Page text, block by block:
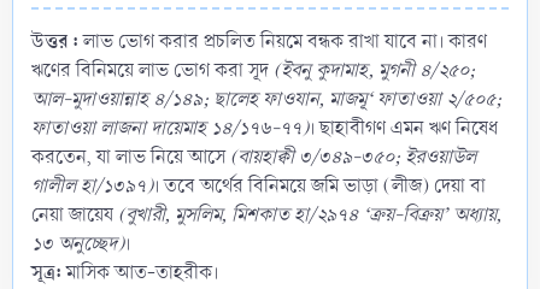
উত্তর :লাভ ভোগ করার প্রচলিত নিয়মে বন্ধক রাখা যাবে না। কারণ
ঋণের বিনিময়ে লাভ ভোগ করা সূদ (ইবনু কুদামাহ, মুগনী ৪/২৫০;
আল-মুদাওয়ান্নাহ ৪/১৪৯; ছালেহ ফাওযান, মাজমূ‘ ফাতাওয়া ২/৫০৫;
ফাতাওয়া লাজনা দায়েমাহ ১৪/১৭৬-৭৭)। ছাহাবীগণ এমন ঋণ নিষেধ
করতেন, যা লাভ নিয়ে আসে(বায়হাক্বী ৩/৩৪৯-৩৫০; ইরওয়াউল
গালীল হা/১৩৯৭)। তবে অর্থের বিনিময়ে জমি ভাড়া (লীজ) দেয়া বা
নেয়া জায়েয (বুখারী, মুসলিম, মিশকাত হা/২৯৭৪ ‘ক্রয়-বিক্রয়’ অধ্যায়,
১৩ অনুচ্ছেদ)।
সূত্র:মাসিক আত-তাহরীক।